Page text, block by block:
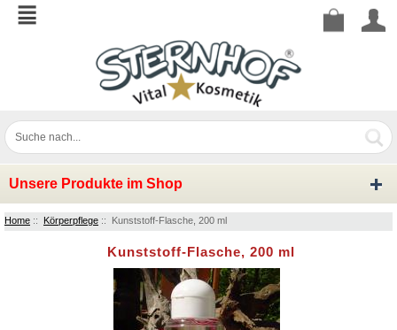
Unsere Produkte im Shop
Home :: Körperpflege :: Kunststoff-Flasche, 200 ml
Kunststoff-Flasche, 200 ml